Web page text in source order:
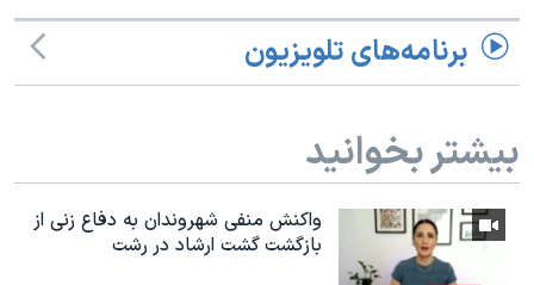
برنامه‌های تلویزیون
بیشتر بخوانید
واکنش منفی شهروندان به دفاع زنی از
بازگشت گشت ارشاد در رشت